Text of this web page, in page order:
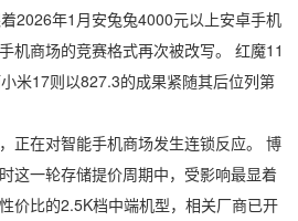
年1月安兔兔4000元以上安卓手机
机商场的竞赛格式再次被改写。 红魔11
米17则以827.3的成果紧随其后位列第
在对智能手机商场发生连锁反应。 博
这一轮存储提价周期中，受影响最显着
价比的2.5K档中端机型，相关厂商已开